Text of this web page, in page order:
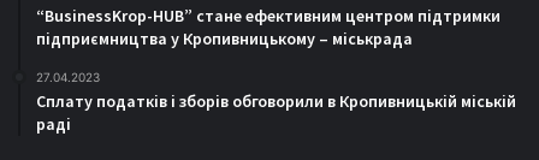
“BusinessKrop-HUB” стане ефективним центром підтримки
підприємництва у Кропивницькому – міськрада
27.04.2023
Сплату податків і зборів обговорили в Кропивницькій міській
раді